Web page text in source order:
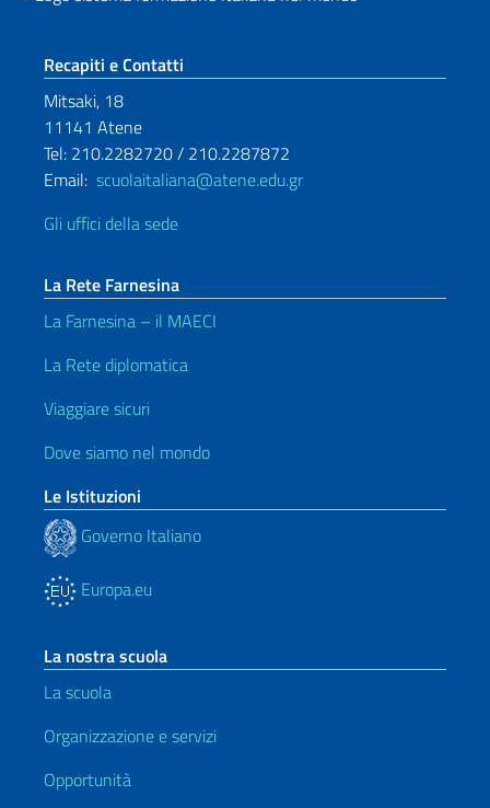
Sezione footer
Recapiti e Contatti
Mitsaki, 18
11141 Atene
Tel: 210.2282720 / 210.2287872
Email: scuolaitaliana@atene.edu.gr
Gli uffici della sede
La Rete Farnesina
La Farnesina – il MAECI
La Rete diplomatica
Viaggiare sicuri
Dove siamo nel mondo
Le Istituzioni
Governo Italiano
Europa.eu
La nostra scuola
La scuola
Organizzazione e servizi
Opportunità